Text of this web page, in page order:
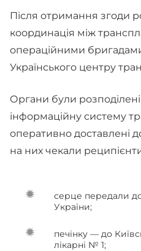
Після отримання згоди
координація між
операційними
Українського центру
Органи були
інформаційну систему
оперативно доставлені
на них чекали
серце передали
України;
печінку — до
лікарні № 1;